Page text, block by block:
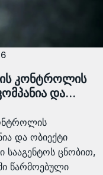
კონტროლის
და…
და ობიექტი
სააგენტოს ცნობით,
წარმოებული